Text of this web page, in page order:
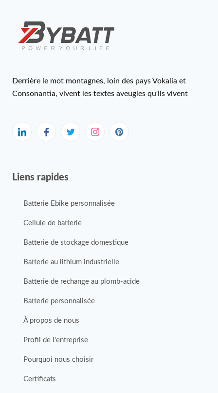
Derrière le mot montagnes, loin des pays Vokalia et
Consonantia, vivent les textes aveugles qu'ils vivent
Liens rapides
Batterie Ebike personnalisée
Cellule de batterie
Batterie de stockage domestique
Batterie au lithium industrielle
Batterie de rechange au plomb-acide
Batterie personnalisée
À propos de nous
Profil de l'entreprise
Pourquoi nous choisir
Certificats